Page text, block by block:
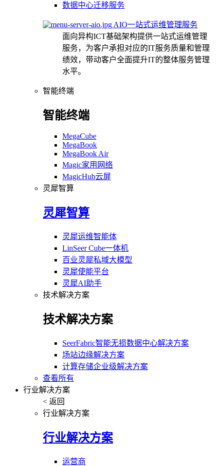
数据中心迁移服务
AIO一站式运维管理服务
面向异构ICT基础架构提供一站式运维管理
服务，为客户承担对应的IT服务质量和管理
绩效，带动客户全面提升IT的整体服务管理
水平。
智能终端
智能终端
MegaCube
MegaBook
MegaBook Air
Magic家用网络
MagicHub云屏
灵犀智算
灵犀智算
灵犀运维智能体
LinSeer Cube一体机
百业灵犀私域大模型
灵犀使能平台
灵犀AI助手
技术解决方案
技术解决方案
SeerFabric智能无损数据中心解决方案
场站边缘解决方案
计算存储企业级解决方案
查看所有
行业解决方案
< 返回
行业解决方案
行业解决方案
运营商